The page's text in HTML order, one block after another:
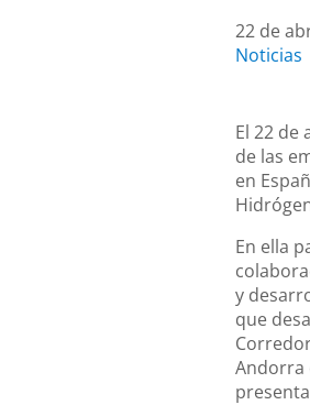
22 de
Noticias
El 22 de
de las
en
En ella
y
que
Andorra